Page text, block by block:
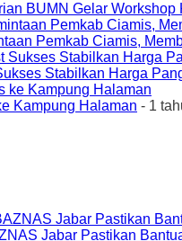
BUMN Gelar Workshop
Pemkab Ciamis,
Stabilkan Harga
Kampung Halaman - 1
Jabar Pastikan